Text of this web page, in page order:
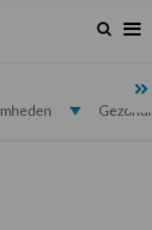
Zoeken...
Zoek